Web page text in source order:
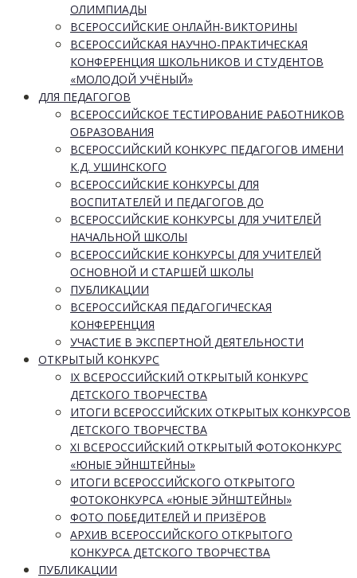
ОЛИМПИАДЫ
ВСЕРОССИЙСКИЕ ОНЛАЙН-ВИКТОРИНЫ
ВСЕРОССИЙСКАЯ НАУЧНО-ПРАКТИЧЕСКАЯ
КОНФЕРЕНЦИЯ ШКОЛЬНИКОВ И СТУДЕНТОВ
«МОЛОДОЙ УЧЁНЫЙ»
ДЛЯ ПЕДАГОГОВ
ВСЕРОССИЙСКОЕ ТЕСТИРОВАНИЕ РАБОТНИКОВ
ОБРАЗОВАНИЯ
ВСЕРОССИЙСКИЙ КОНКУРС ПЕДАГОГОВ ИМЕНИ
К.Д. УШИНСКОГО
ВСЕРОССИЙСКИЕ КОНКУРСЫ ДЛЯ
ВОСПИТАТЕЛЕЙ И ПЕДАГОГОВ ДО
ВСЕРОССИЙСКИЕ КОНКУРСЫ ДЛЯ УЧИТЕЛЕЙ
НАЧАЛЬНОЙ ШКОЛЫ
ВСЕРОССИЙСКИЕ КОНКУРСЫ ДЛЯ УЧИТЕЛЕЙ
ОСНОВНОЙ И СТАРШЕЙ ШКОЛЫ
ПУБЛИКАЦИИ
ВСЕРОССИЙСКАЯ ПЕДАГОГИЧЕСКАЯ
КОНФЕРЕНЦИЯ
УЧАСТИЕ В ЭКСПЕРТНОЙ ДЕЯТЕЛЬНОСТИ
ОТКРЫТЫЙ КОНКУРС
IX ВСЕРОССИЙСКИЙ ОТКРЫТЫЙ КОНКУРС
ДЕТСКОГО ТВОРЧЕСТВА
ИТОГИ ВСЕРОССИЙСКИХ ОТКРЫТЫХ КОНКУРСОВ
ДЕТСКОГО ТВОРЧЕСТВА
XI ВСЕРОССИЙСКИЙ ОТКРЫТЫЙ ФОТОКОНКУРС
«ЮНЫЕ ЭЙНШТЕЙНЫ»
ИТОГИ ВСЕРОССИЙСКОГО ОТКРЫТОГО
ФОТОКОНКУРСА «ЮНЫЕ ЭЙНШТЕЙНЫ»
ФОТО ПОБЕДИТЕЛЕЙ И ПРИЗЁРОВ
АРХИВ ВСЕРОССИЙСКОГО ОТКРЫТОГО
КОНКУРСА ДЕТСКОГО ТВОРЧЕСТВА
ПУБЛИКАЦИИ